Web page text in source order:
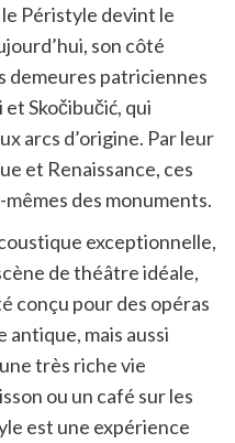
Péristyle devint le
son côté
demeures patriciennes
Skočibučić, qui
arcs d’origine. Par leur
et Renaissance, ces
des monuments.
exceptionnelle,
de théâtre idéale,
conçu pour des opéras
mais aussi
très riche vie
ou un café sur les
est une expérience